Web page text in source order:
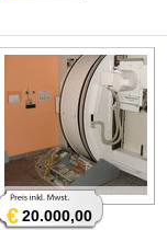
€20.000,00